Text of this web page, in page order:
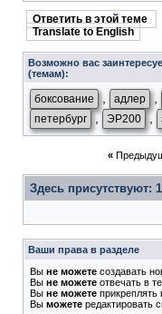
Ответить в этой теме
Translate to English
Возможно вас
(темам):
боксование адлер
петербург , ЭР200
«
Здесь присутствуют: 1
Ваши права в разделе
Вы не можете создавать
Вы не можете отвечать в
Вы не можете прикреплять
Вы можете редактировать